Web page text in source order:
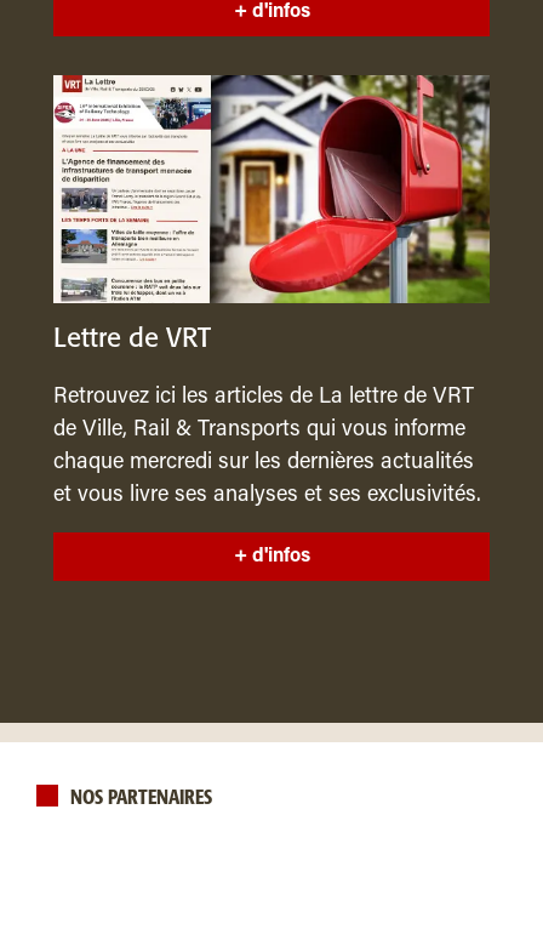
+ d'infos
Lettre de VRT
Retrouvez ici les articles de La lettre de VRT
de Ville, Rail & Transports qui vous informe
chaque mercredi sur les dernières actualités
et vous livre ses analyses et ses exclusivités.
+ d'infos
NOS PARTENAIRES